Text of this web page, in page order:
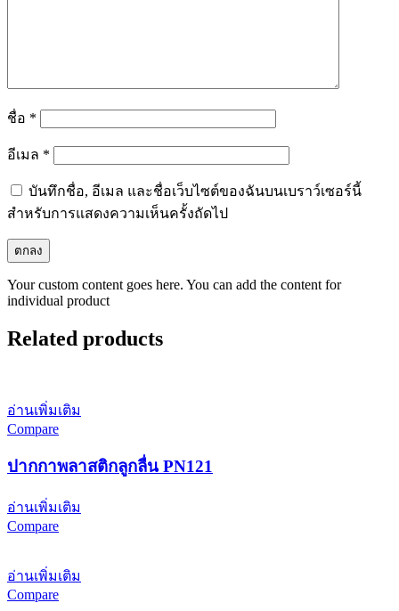
ชื่อ *
อีเมล *
บันทึกชื่อ, อีเมล และชื่อเว็บไซต์ของฉันบนเบราว์เซอร์นี้
สำหรับการแสดงความเห็นครั้งถัดไป
Your custom content goes here. You can add the content for
individual product
Related products
อ่านเพิ่มเติม
Compare
ปากกาพลาสติกลูกลื่น PN121
อ่านเพิ่มเติม
Compare
อ่านเพิ่มเติม
Compare